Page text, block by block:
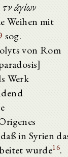
ἁγίων
Weihen mit
sog.
von Rom
Werk
in Syrien
wurde16.